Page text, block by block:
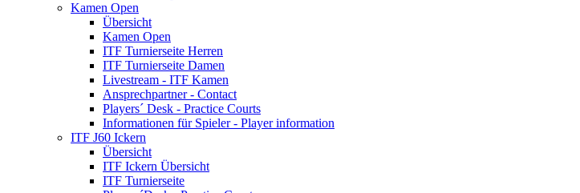
Kamen Open
Übersicht
Kamen Open
ITF Turnierseite Herren
ITF Turnierseite Damen
Livestream - ITF Kamen
Ansprechpartner - Contact
Players´ Desk - Practice Courts
Informationen für Spieler - Player information
ITF J60 Ickern
Übersicht
ITF Ickern Übersicht
ITF Turnierseite